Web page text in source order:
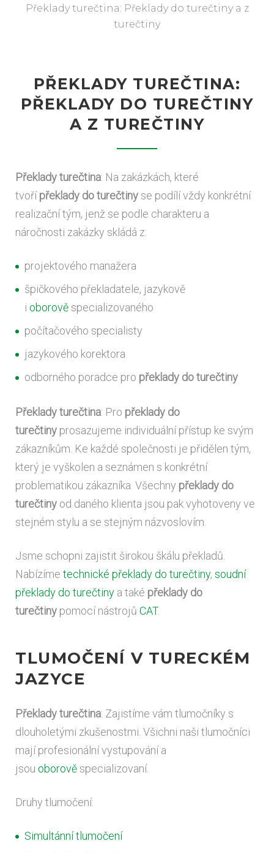
Překlady turečtina: Překlady do turečtiny a z
turečtiny
PŘEKLADY TUREČTINA:
PŘEKLADY DO TUREČTINY
A Z TUREČTINY
Překlady turečtina: Na zakázkách, které
tvořípřeklady do turečtiny se podílí vždy konkrétní
realizační tým, jenž se podle charakteru a
náročnosti zakázky skládá z:
projektového manažera
špičkového překladatele, jazykově
i oborově specializovaného
počítačového specialisty
jazykového korektora
odborného poradce pro překlady do turečtiny
Překlady turečtina: Pro překlady do
turečtinyprosazujeme individuální přístup ke svým
zákazníkům. Ke každé společnosti je přidělen tým,
který je vyškolen a seznámen s konkrétní
problematikou zákazníka. Všechny překlady do
turečtiny od daného klienta jsou pak vyhotoveny ve
stejném stylu a se stejným názvoslovím.
Jsme schopni zajistit širokou škálu překladů.
Nabízíme technické překlady do turečtiny, soudní
překlady do turečtiny a také překlady do
turečtinypomocí nástrojů CAT.
TLUMOČENÍ V TURECKÉM
JAZYCE
Překlady turečtina: Zajistíme vám tlumočníky s
dlouholetými zkušenostmi. Všichni naši tlumočníci
mají profesionální vystupování a
jsou oborově specializovaní.
Druhy tlumočení:
Simultánní tlumočení